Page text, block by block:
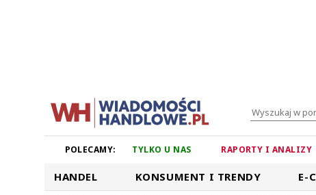
POLECAMY: TYLKO U NAS RAPORTY I ANALIZY
HANDEL KONSUMENT I TRENDY E-